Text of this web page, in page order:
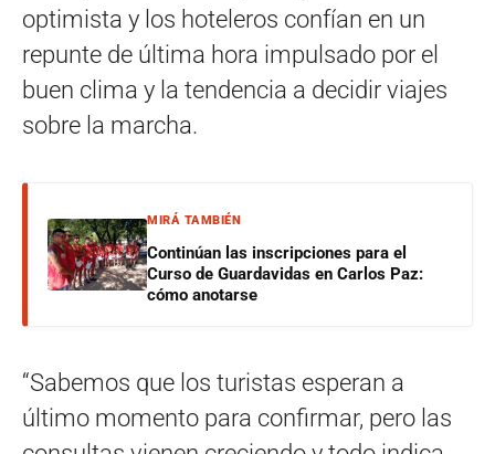
optimista y los hoteleros confían en un
repunte de última hora impulsado por el
buen clima y la tendencia a decidir viajes
sobre la marcha.
MIRÁ TAMBIÉN
Continúan las inscripciones para el
Curso de Guardavidas en Carlos Paz:
cómo anotarse
“Sabemos que los turistas esperan a
último momento para confirmar, pero las